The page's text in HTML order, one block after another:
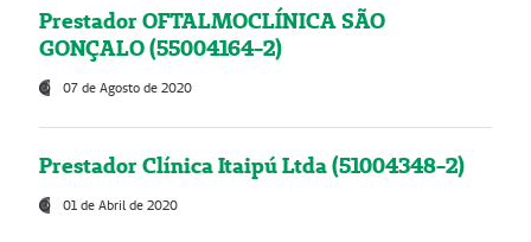
Prestador OFTALMOCLÍNICA SÃO
GONÇALO (55004164-2)
07 de Agosto de 2020
Prestador Clínica Itaipú Ltda (51004348-2)
01 de Abril de 2020